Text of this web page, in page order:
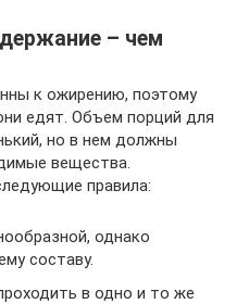
– чем
к ожирению, поэтому
едят. Объем порций для
но в нем должны
вещества.
правила:
однако
составу.
в одно и то же